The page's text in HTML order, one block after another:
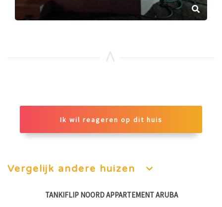
Ik wil reageren op dit huis
Vergelijk andere huizen
TANKIFLIP NOORD APPARTEMENT ARUBA